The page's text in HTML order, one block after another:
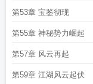
第53章 宝鉴彻现
第55章 神秘势力崛起
第57章 风云再起
第59章 江湖风云起伏